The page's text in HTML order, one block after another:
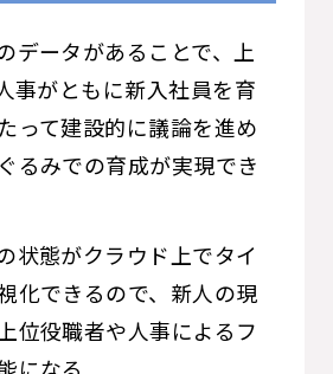
データがあることで、上
事がともに新入社員を育
って建設的に議論を進め
るみでの育成が実現でき
状態がクラウド上でタイ
化できるので、新人の現
位役職者や人事によるフ